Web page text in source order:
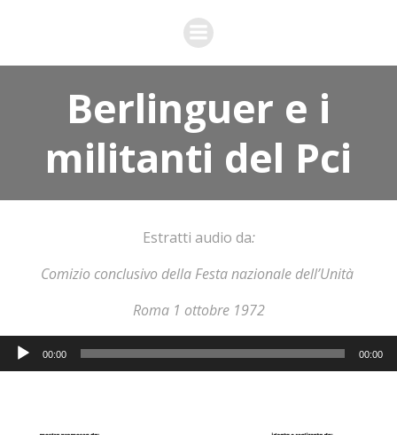
al
contenuto
Berlinguer e i
militanti del Pci
Estratti audio da:
Comizio conclusivo della Festa nazionale dell’Unità
Roma 1 ottobre 1972
Audio
Player
00:00 00:00